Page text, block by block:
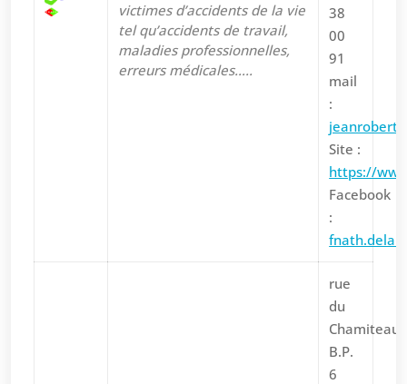
victimes d’accidents de la vie
tel qu’accidents de travail,
maladies professionnelles,
erreurs médicales…..
38
00
91
mail
:
Site :
https://
Facebook
:
rue
du
Chamiteau
B.P.
6